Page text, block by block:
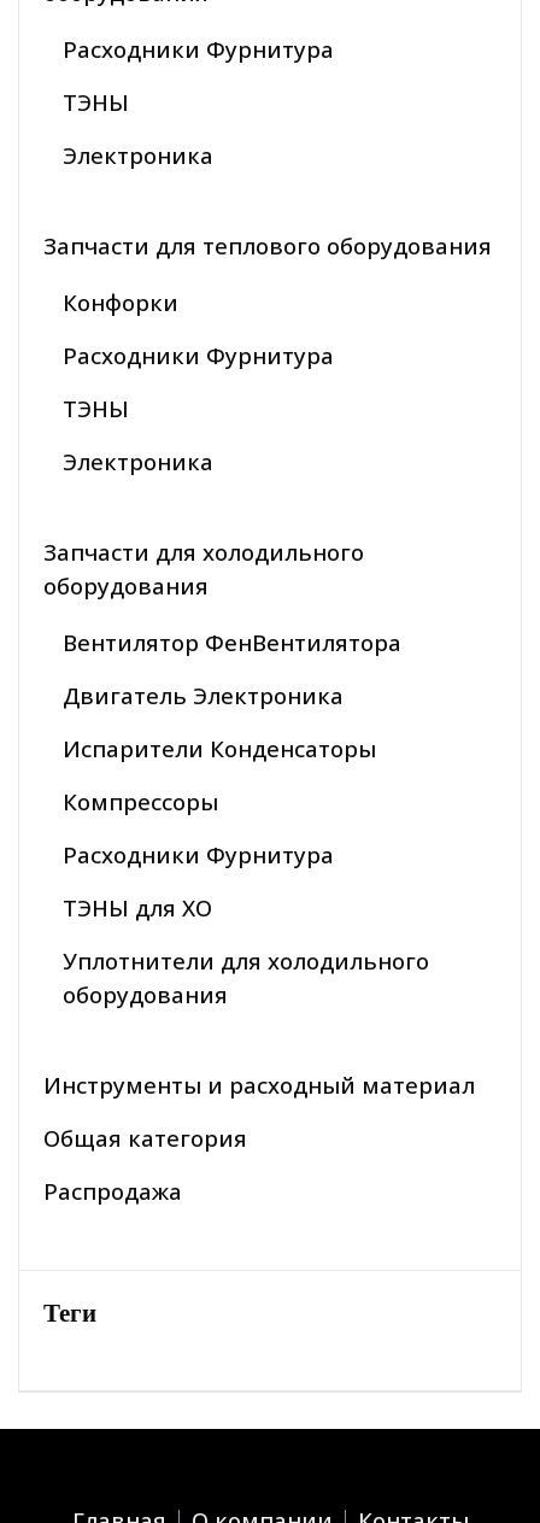
Расходники Фурнитура
ТЭНЫ
Электроника
Запчасти для теплового оборудования
Конфорки
Расходники Фурнитура
ТЭНЫ
Электроника
Запчасти для холодильного
оборудования
Вентилятор ФенВентилятора
Двигатель Электроника
Испарители Конденсаторы
Компрессоры
Расходники Фурнитура
ТЭНЫ для ХО
Уплотнители для холодильного
оборудования
Инструменты и расходный материал
Общая категория
Распродажа
Теги